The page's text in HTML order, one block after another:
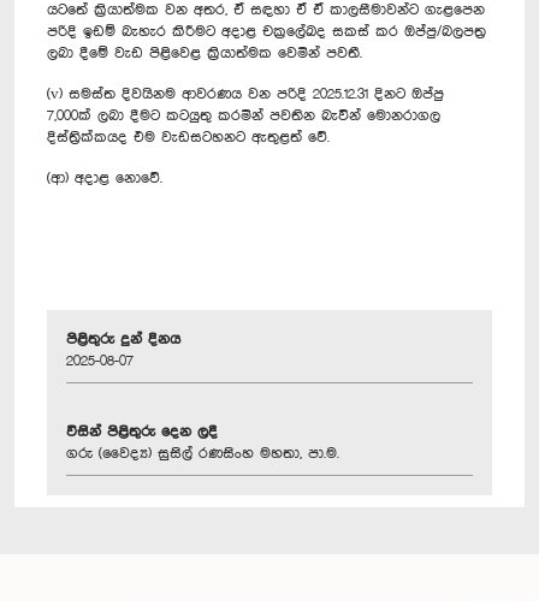
යටතේ ක්‍රියාත්මක වන අතර, ඒ සඳහා ඒ ඒ කාලසීමාවන්ට ගැළපෙන
පරිදි ඉඩම් බැහැර කිරීමට අදාළ චක්‍රලේඛද සකස් කර ඔප්පු/බලපත්‍ර
ලබා දීමේ වැඩ පිළිවෙළ ක්‍රියාත්මක වෙමින් පවතී.
(v) සමස්ත දිවයිනම ආවරණය වන පරිදි 2025.12.31 දිනට ඔප්පු
7,000ක් ලබා දීමට කටයුතු කරමින් පවතින බැවින් මොනරාගල
දිස්ත්‍රික්කයද එම වැඩසටහනට ඇතුළත් වේ.
(ආ) අදාළ නොවේ.
පිළිතුරු දුන් දිනය
2025-08-07
විසින් පිළිතුරු දෙන ලදී
ගරු (වෛද්‍ය) සුසිල් රණසිංහ මහතා, පා.ම.